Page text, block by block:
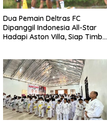
Dua Pemain Deltras FC
Dipanggil Indonesia All-Star
Hadapi Aston Villa, Siap Timba